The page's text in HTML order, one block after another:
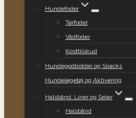
Hundefoder
Tørfoder
Vådfoder
Kosttilskud
Hundegodbidder og Snacks
Hundelegetøj og Aktivering
Halsbånd, Liner og Seler
Halsbånd